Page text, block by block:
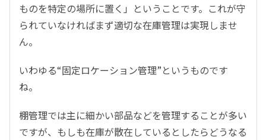
ものを特定の場所に置く」ということです。これが守
られていなければまず適切な在庫管理は実現しませ
ん。
いわゆる“固定ロケーション管理”というものです
ね。
棚管理では主に細かい部品などを管理することが多い
ですが、もしも在庫が散在しているとしたらどうなる